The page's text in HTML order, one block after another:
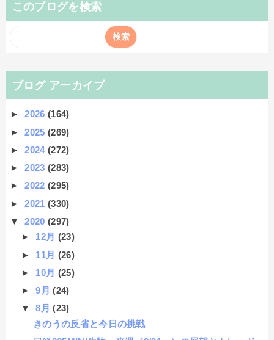
このブログを検索
ブログ アーカイブ
►2026(164)
►2025(269)
►2024(272)
►2023(283)
►2022(295)
►2021(330)
▼2020(297)
► 12月 (23)
► 11月 (26)
► 10月 (25)
►9月(24)
▼8月(23)
きのうの反省と今日の挑戦